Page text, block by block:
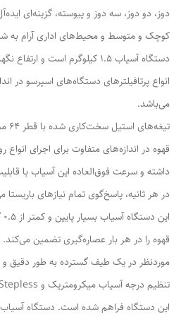
دوز، دو دوز، سه دوز و پیوسته، گزینه‌ای
کوچک و متوسط و محیط‌های اداری آرام به
دستگاه آسیاب 1.5 کیلوگرم است و
انواع پرتافیلترهای دستگاه‌های اسپرسو در
می‌باشد.
قهوه در اندازه‌های متفاوت برای اجرای
در هر ثانیه، پاسخ‌گوی تمام نیازهای
قهوه را در هر بار عصاره‌گیری تضمین
موردنظر در یک طیف گسترده به طور دقیق و